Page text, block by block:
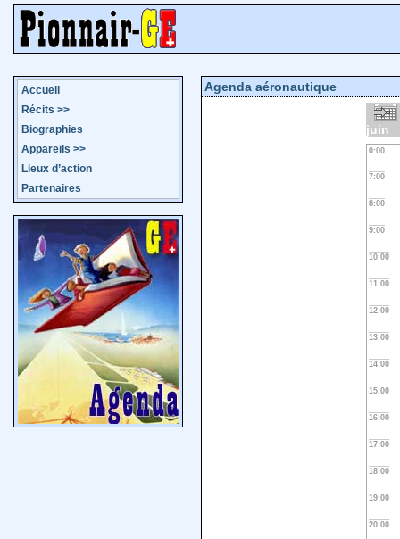
Accueil
Récits >>
Biographies
Appareils >>
Lieux d’action
Partenaires
Agenda aéronautique
juin
0:00
7:00
8:00
9:00
10:00
11:00
12:00
13:00
14:00
15:00
16:00
17:00
18:00
19:00
20:00